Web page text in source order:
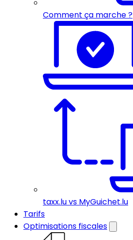
Comment ça marche ?
taxx.lu vs MyGuichet.lu
Tarifs
Optimisations fiscales